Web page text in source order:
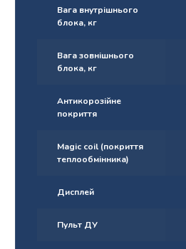
Вага внутрішнього
блока, кг
Вага зовнішнього
блока, кг
Антикорозійне
покриття
Magic coil (покриття
теплообмінника)
Дисплей
Пульт ДУ